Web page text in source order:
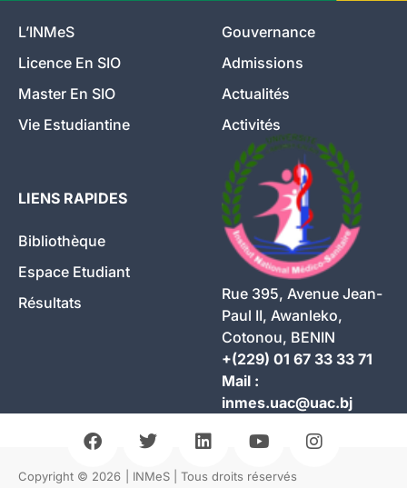
L’INMeS
Licence En SIO
Master En SIO
Vie Estudiantine
Gouvernance
Admissions
Actualités
Activités
LIENS RAPIDES
Bibliothèque
Espace Etudiant
Résultats
Rue 395, Avenue Jean-
Paul II, Awanleko,
Cotonou, BENIN
+(229) 01 67 33 33 71
Mail :
inmes.uac@uac.bj
Copyright © 2026 | INMeS | Tous droits réservés